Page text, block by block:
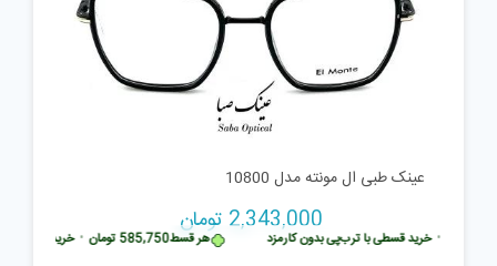
هر قسط585,750تومان • خرید قسطی با خرید قسطی با ترب‌پی بدون کارمزد
عینک طبی ال مونته مدل 10800
2,343,000 تومان